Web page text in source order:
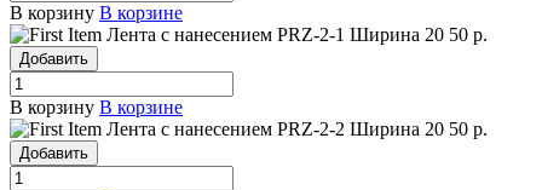
В корзину В корзине
Лента с нанесением PRZ-2-1 Ширина 20 50 р.
Добавить
В корзину В корзине
Лента с нанесением PRZ-2-2 Ширина 20 50 р.
Добавить